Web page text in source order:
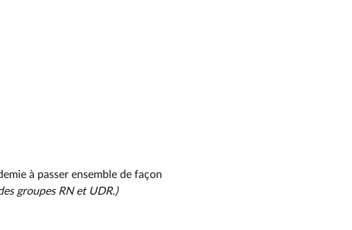
à passer ensemble de façon
groupes RN et UDR.)